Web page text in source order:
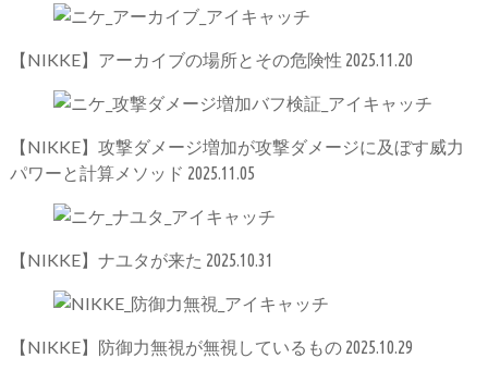
【NIKKE】アーカイブの場所とその危険性 2025.11.20
【NIKKE】攻撃ダメージ増加が攻撃ダメージに及ぼす威力
パワーと計算メソッド 2025.11.05
【NIKKE】ナユタが来た 2025.10.31
【NIKKE】防御力無視が無視しているもの 2025.10.29